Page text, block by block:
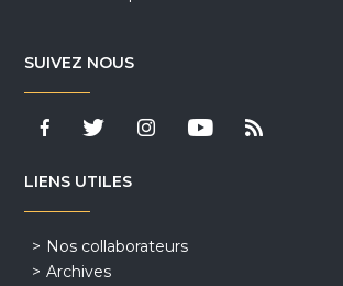
SUIVEZ NOUS
LIENS UTILES
Nos collaborateurs
Archives